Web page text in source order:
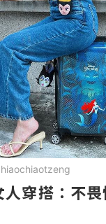
人穿搭：不